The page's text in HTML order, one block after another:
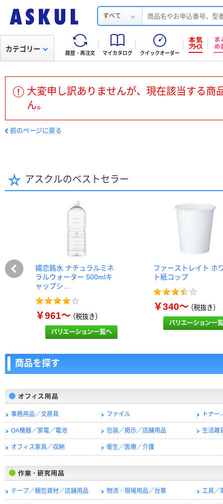
すべて
履歴・再注文 マイカタログ クイックオーダー
カテゴリー
大変申し訳ありませんが、現在該当する商
ん。
前のページに戻る
アスクルのベストセラー
嬬恋銘水 ナチュラルミネ
ラルウォーター 500mlキ
ャップシ…
￥961～（税抜き）
ファーストレイト ホ
ト紙コップ
￥340～（税抜き）
商品を探す
事務用品／文房具 ファイル トナ
OA機器／家電／電池 包装／掲示／店舗用品 生活雑
オフィス家具／収納 衛生／医療／介護
テープ／梱包資材／店舗用品 物流・現場用品／台車 工具／